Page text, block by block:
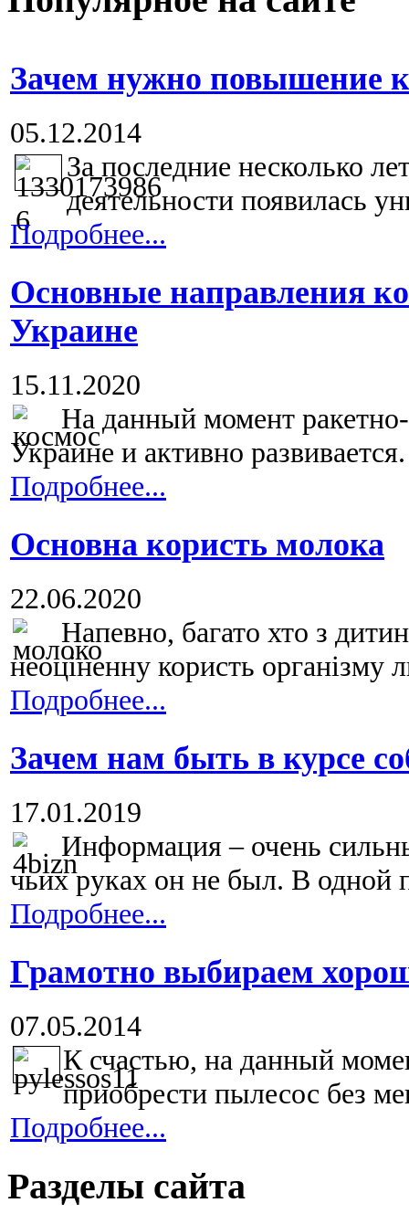
Зачем нужно повышение
05.12.2014
За последние несколько
деятельности появилась
Подробнее...
Основные направления
Украине
15.11.2020
На данный момент
Украине и активно
Подробнее...
Основна користь молока
22.06.2020
Напевно, багато хто з
неоціненну користь організму
Подробнее...
Зачем нам быть в курсе
17.01.2019
Информация – очень
чьих руках он не был. В одной
Подробнее...
Грамотно выбираем
07.05.2014
К счастью, на данный
приобрести пылесос без
Подробнее...
Разделы сайта